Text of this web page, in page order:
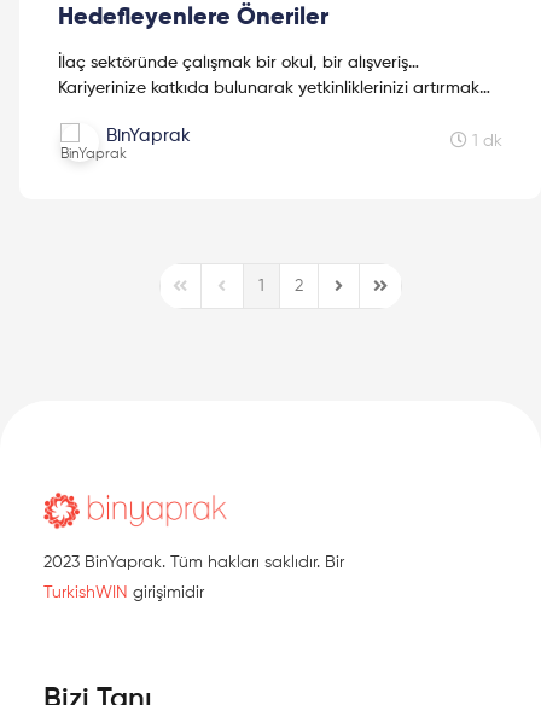
Hedefleyenlere Öneriler
İlaç sektöründe çalışmak bir okul, bir alışveriş…
Kariyerinize katkıda bulunarak yetkinliklerinizi artırmak
BinYaprak 1 dk
First PagePrevious Page
1 2
Next PageLast Page
2023 BinYaprak. Tüm hakları saklıdır. Bir
TurkishWIN girişimidir
Bizi Tanı